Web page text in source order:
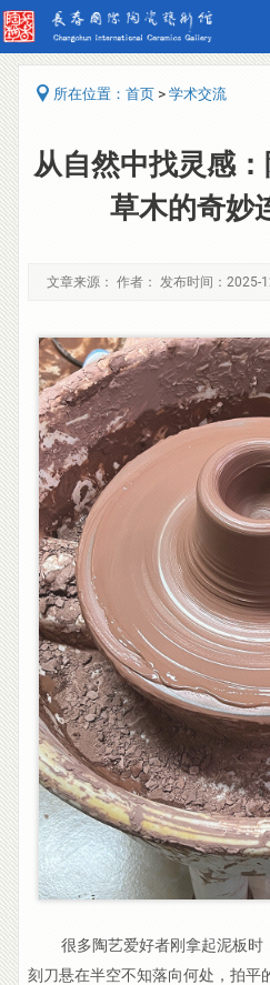
所在位置： 首页 > 学术交流
从自然中找灵感：
草木的奇妙
文章来源： 作者： 发布时间：2025-
很多陶艺爱好者刚拿起泥板时
刻刀悬在半空不知落向何处，拍平